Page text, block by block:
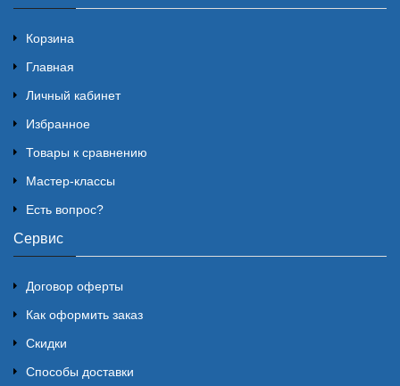
Корзина
Главная
Личный кабинет
Избранное
Товары к сравнению
Мастер-классы
Есть вопрос?
Сервис
Договор оферты
Как оформить заказ
Скидки
Способы доставки